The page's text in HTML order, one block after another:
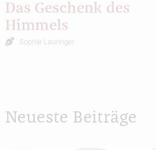
Das Geschenk des
Himmels
Sophie Lauringer
Neueste Beiträge